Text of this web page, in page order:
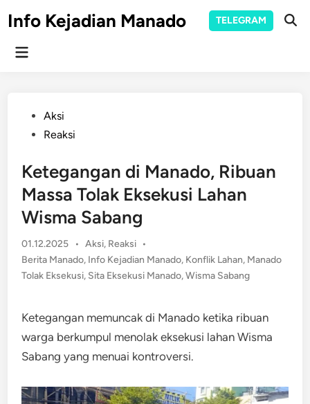
toInfo Kejadian Manado TELEGRAM
Main
PostedAksi
Reaksi
Ketegangan di Manado, Ribuan
Massa Tolak Eksekusi Lahan
Wisma Sabang
01.12.2025 • Posted
in
Aksi, Reaksi •
Berita Manado, Info Kejadian Manado, Konflik Lahan, Manado
Tolak Eksekusi, Sita Eksekusi Manado,Wisma Sabang
Ketegangan memuncak di Manado ketika ribuan
warga berkumpul menolak eksekusi lahan Wisma
Sabang yang menuai kontroversi.